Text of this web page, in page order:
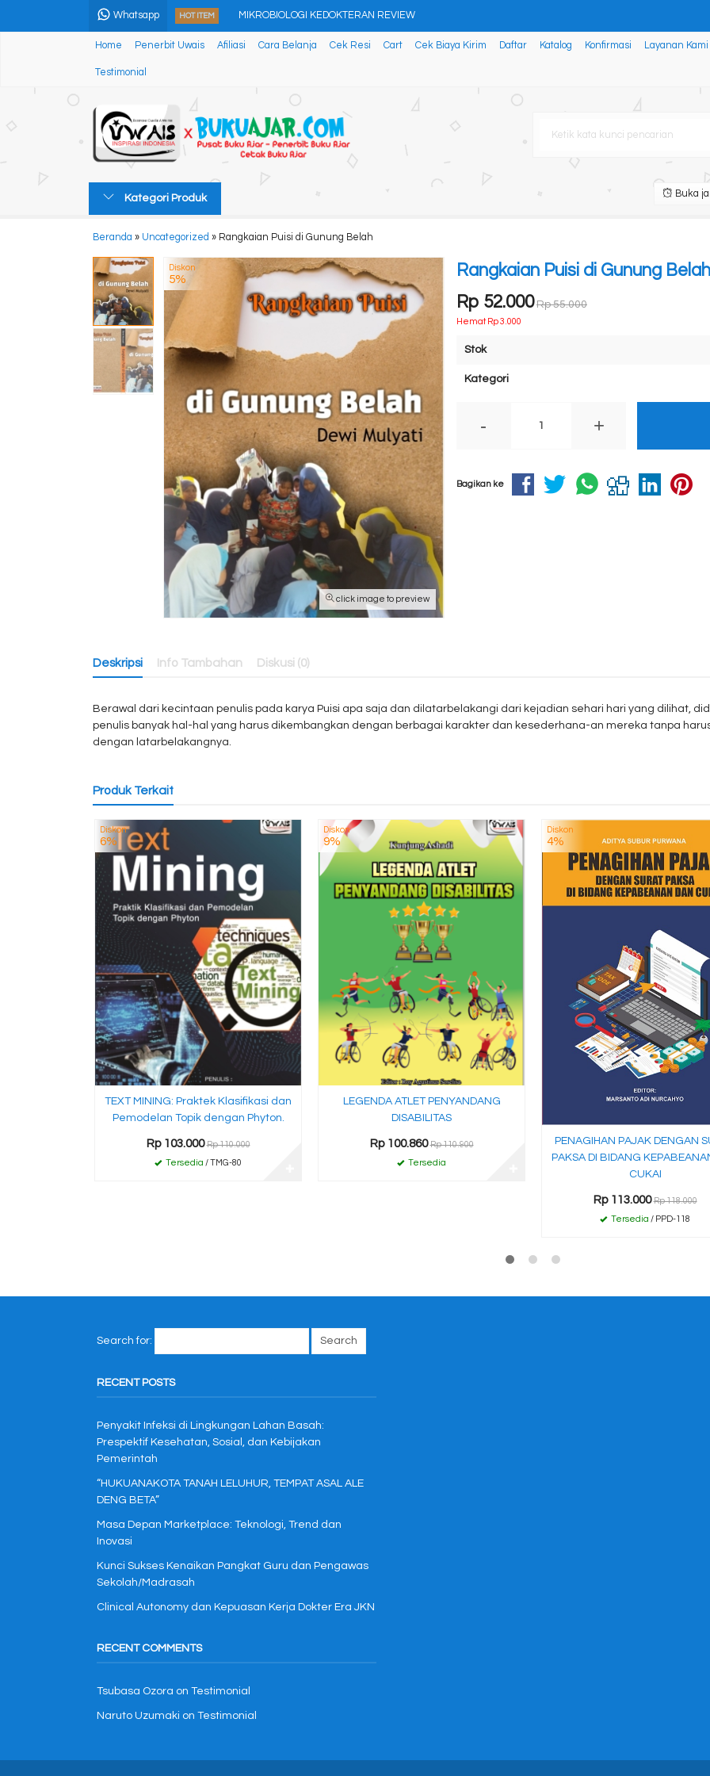
Whatsapp HOT ITEM MIKROBIOLOGI KEDOKTERAN REVIEW
Rasa Perempuan
Aku Pintar Membaca (Belajar Membaca Dengan Metode
ESSENTIAL VOCABULARY FOR LEARNERS OF ENGLISH Cara
Berselancar di Laut Kata
Pulau Sabira Penjaga Jakarta di Perbatasan Sumatra
Home Penerbit Uwais Afiliasi Cara Belanja Cek Resi Cart Cek Biaya Kirim Daftar Katalog Konfirmasi Layanan Kami
Testimonial
Kategori Produk Buka
Beranda » Uncategorized » Rangkaian Puisi di Gunung Belah
click image to preview
Diskon
5%
Rangkaian Puisi di Gunung Belah
Rp 52.000 Rp 55.000
Hemat Rp 3.000
Stok
Kategori
- +
Bagikan ke
Deskripsi Info Tambahan Diskusi (0)
Berawal dari kecintaan penulis pada karya Puisi apa saja dan dilatarbelakangi dari kejadian sehari hari yang dilihat,
penulis banyak hal-hal yang harus dikembangkan dengan berbagai karakter dan kesederhana-an mereka tanpa
dengan latarbelakangnya.
Produk Terkait
Diskon
6%
TEXT MINING: Praktek Klasifikasi dan
Pemodelan Topik dengan Phyton.
Rp 103.000 Rp 110.000
Tersedia / TMG-80
Diskon
9%
LEGENDA ATLET PENYANDANG
DISABILITAS
Rp 100.860 Rp 110.900
Tersedia
Diskon
4%
PENAGIHAN PAJAK DENGAN
PAKSA DI BIDANG
CUKAI
Rp 113.000 Rp 118.000
Tersedia / PPD-118
Search for:
RECENT POSTS
Penyakit Infeksi di Lingkungan Lahan Basah:
Prespektif Kesehatan, Sosial, dan Kebijakan
Pemerintah
“HUKUANAKOTA TANAH LELUHUR, TEMPAT ASAL ALE
DENG BETA”
Masa Depan Marketplace: Teknologi, Trend dan
Inovasi
Kunci Sukses Kenaikan Pangkat Guru dan Pengawas
Sekolah/Madrasah
Clinical Autonomy dan Kepuasan Kerja Dokter Era JKN
RECENT COMMENTS
Tsubasa Ozora on Testimonial
Naruto Uzumaki on Testimonial